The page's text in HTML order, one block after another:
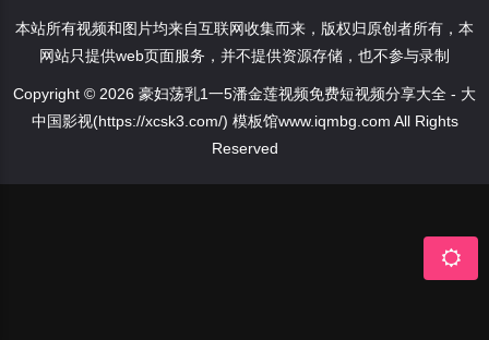
本站所有视频和图片均来自互联网收集而来，版权归原创者所有，本
网站只提供web页面服务，并不提供资源存储，也不参与录制
Copyright © 2026 豪妇荡乳1一5潘金莲视频免费短视频分享大全 - 大
中国影视(https://xcsk3.com/) 模板馆www.iqmbg.com All Rights
Reserved